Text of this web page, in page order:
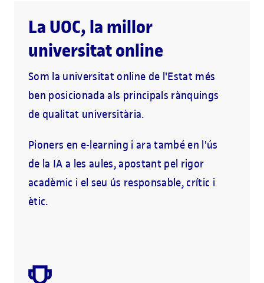
La UOC, la millor
universitat online
Som la universitat online de l'Estat més
ben posicionada als principals rànquings
de qualitat universitària.
Pioners en e-learning i ara també en l'ús
de la IA a les aules, apostant pel rigor
acadèmic i el seu ús responsable, crític i
ètic.